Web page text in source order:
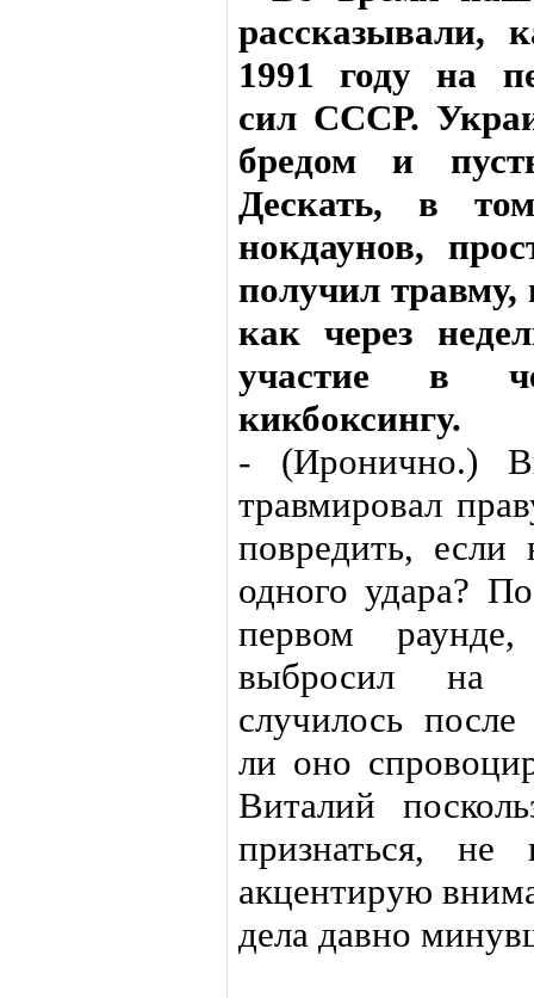
рассказывали,
1991 году на
сил СССР.
бредом и
Дескать, в
нокдаунов,
получил травму,
как через
участие в
кикбоксингу.
- (Иронично.)
травмировал
повредить,
одного удара?
первом
выбросил на
случилось
ли оно
Виталий
признаться,
акцентирую
дела давно